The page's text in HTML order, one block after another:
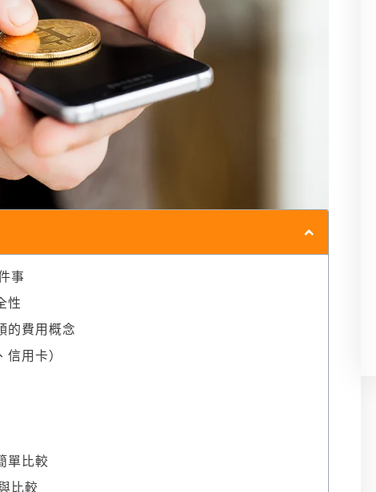
事
性
的費用概念
用卡）
單比較
比較